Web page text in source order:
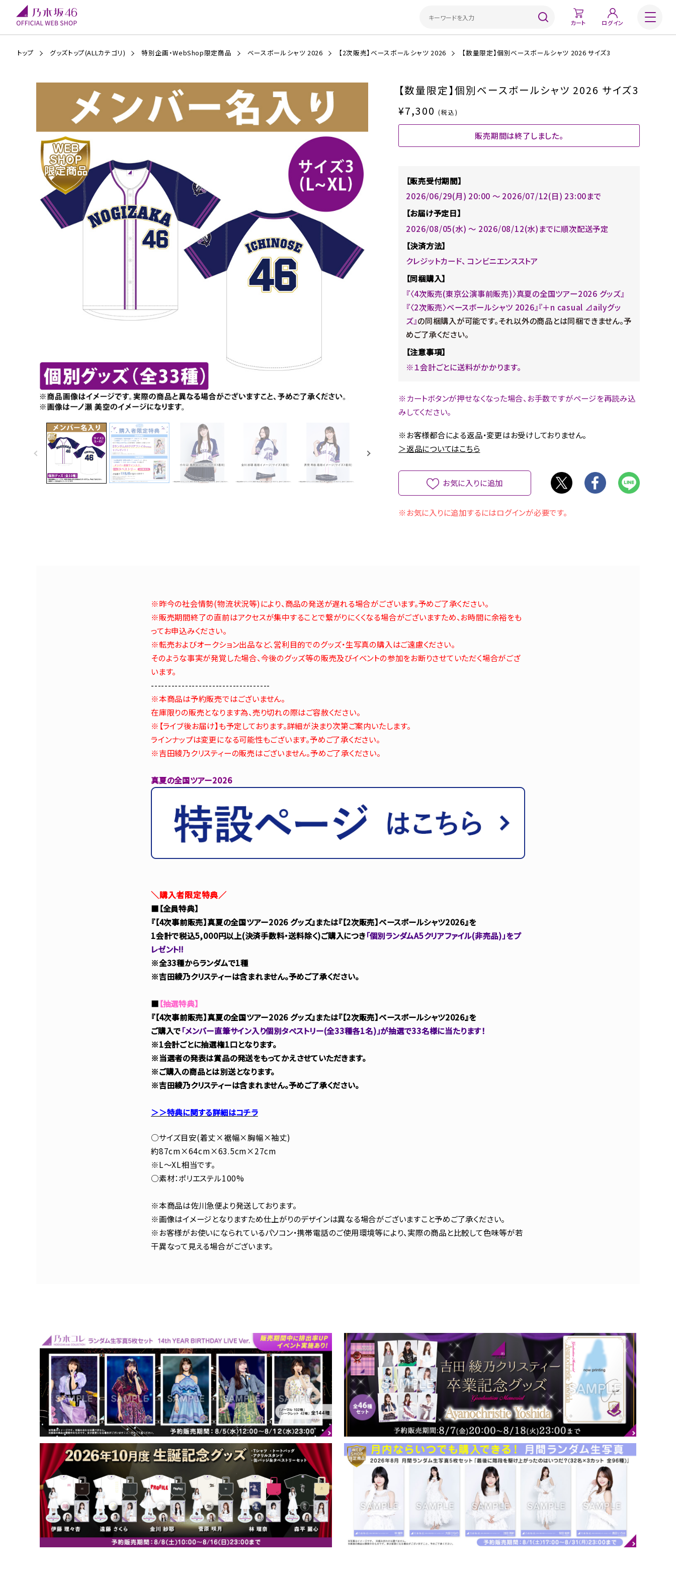
カート ログイン
トップ グッズトップ(ALLカテゴリ) 特別企画・WebShop限定商品 ベースボールシャツ 2026 【2次販売】ベースボールシャツ 2026 【数量限定】個別ベースボールシャツ 2026 サイズ3
【数量限定】個別ベースボールシャツ 2026 サイズ3
¥7,300 (税込)
販売期間は終了しました。
【販売受付期間】
2026/06/29(月) 20:00 〜 2026/07/12(日) 23:00まで
【お届け予定日】
2026/08/05(水) ～ 2026/08/12(水)までに順次配送予定
【決済方法】
クレジットカード、 コンビニエンスストア
【同梱購入】
『〈4次販売(東京公演事前販売)〉真夏の全国ツアー2026 グッズ』
『〈2次販売〉ベースボールシャツ 2026』『＋n casual ⊿ailyグッ
ズ』の同梱購入が可能です。それ以外の商品とは同梱できません。予
めご了承ください。
【注意事項】
※１会計ごとに送料がかかります。
※カートボタンが押せなくなった場合、お手数ですがページを再読み込
みしてください。
※お客様都合による返品・変更はお受けしておりません。
＞返品についてはこちら
お気に入りに追加
※お気に入りに追加するにはログインが必要です。
※昨今の社会情勢(物流状況等)により、商品の発送が遅れる場合がございます。予めご了承ください。
※販売期間終了の直前はアクセスが集中することで繋がりにくくなる場合がございますため、お時間に余裕をも
ってお申込みください。
※転売およびオークション出品など、営利目的でのグッズ・生写真の購入はご遠慮ください。
そのような事実が発覚した場合、今後のグッズ等の販売及びイベントの参加をお断りさせていただく場合がござ
います。
-----------------------------------
※本商品は予約販売ではございません。
在庫限りの販売となります為、売り切れの際はご容赦ください。
※【ライブ後お届け】も予定しております。詳細が決まり次第ご案内いたします。
ラインナップは変更になる可能性もございます。予めご了承ください。
※吉田綾乃クリスティーの販売はございません。予めご了承ください。
真夏の全国ツアー2026
＼購入者限定特典／
■【全員特典】
『【4次事前販売】真夏の全国ツアー2026 グッズ』または『【2次販売】ベースボールシャツ2026』を
1会計で税込5,000円以上(決済手数料・送料除く)ご購入につき「個別ランダムA5クリアファイル(非売品)」をプ
レゼント!!
※全33種からランダムで1種
※吉田綾乃クリスティーは含まれません。予めご了承ください。
■【抽選特典】
『【4次事前販売】真夏の全国ツアー2026 グッズ』または『【2次販売】ベースボールシャツ2026』を
ご購入で「メンバー直筆サイン入り個別タペストリー(全33種各1名)」が抽選で33名様に当たります！
※1会計ごとに抽選権1口となります。
※当選者の発表は賞品の発送をもってかえさせていただきます。
※ご購入の商品とは別送となります。
※吉田綾乃クリスティーは含まれません。予めご了承ください。
＞＞特典に関する詳細はコチラ
○サイズ目安(着丈×裾幅×胸幅×袖丈)
約87cm×64cm×63.5cm×27cm
※L～XL相当です。
○素材：ポリエステル100%
※本商品は佐川急便より発送しております。
※画像はイメージとなりますため仕上がりのデザインは異なる場合がございますこと予めご了承ください。
※お客様がお使いになられているパソコン・携帯電話のご使用環境等により、実際の商品と比較して色味等が若
干異なって見える場合がございます。